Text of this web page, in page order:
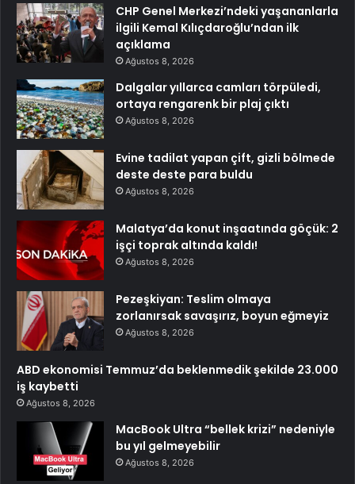
CHP Genel Merkezi’ndeki yaşananlarla
ilgili Kemal Kılıçdaroğlu’ndan ilk
açıklama
Ağustos 8, 2026
Dalgalar yıllarca camları törpüledi,
ortaya rengarenk bir plaj çıktı
Ağustos 8, 2026
Evine tadilat yapan çift, gizli bölmede
deste deste para buldu
Ağustos 8, 2026
Malatya’da konut inşaatında göçük: 2
işçi toprak altında kaldı!
Ağustos 8, 2026
Pezeşkiyan: Teslim olmaya
zorlanırsak savaşırız, boyun eğmeyiz
Ağustos 8, 2026
ABD ekonomisi Temmuz’da beklenmedik şekilde 23.000
iş kaybetti
Ağustos 8, 2026
MacBook Ultra “bellek krizi” nedeniyle
bu yıl gelmeyebilir
Ağustos 8, 2026